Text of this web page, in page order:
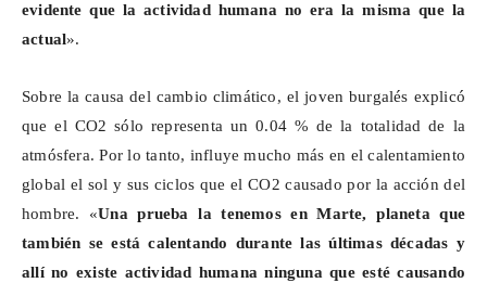
evidente que la actividad humana no era la misma que la
actual».
Sobre la causa del cambio climático, el joven burgalés explicó
que el CO2 sólo representa un 0.04 % de la totalidad de la
atmósfera. Por lo tanto, influye mucho más en el calentamiento
global el sol y sus ciclos que el CO2 causado por la acción del
hombre. «Una prueba la tenemos en Marte, planeta que
también se está calentando durante las últimas décadas y
allí no existe actividad humana ninguna que esté causando